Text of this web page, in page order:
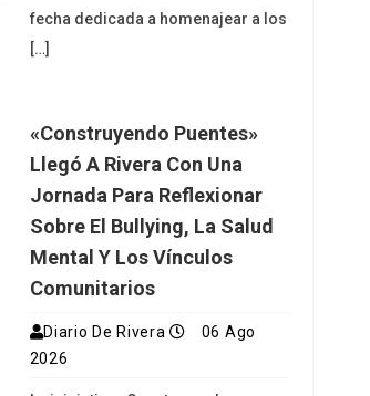
fecha dedicada a homenajear a los
[…]
«Construyendo Puentes»
Llegó A Rivera Con Una
Jornada Para Reflexionar
Sobre El Bullying, La Salud
Mental Y Los Vínculos
Comunitarios
Diario De Rivera
06 Ago
2026